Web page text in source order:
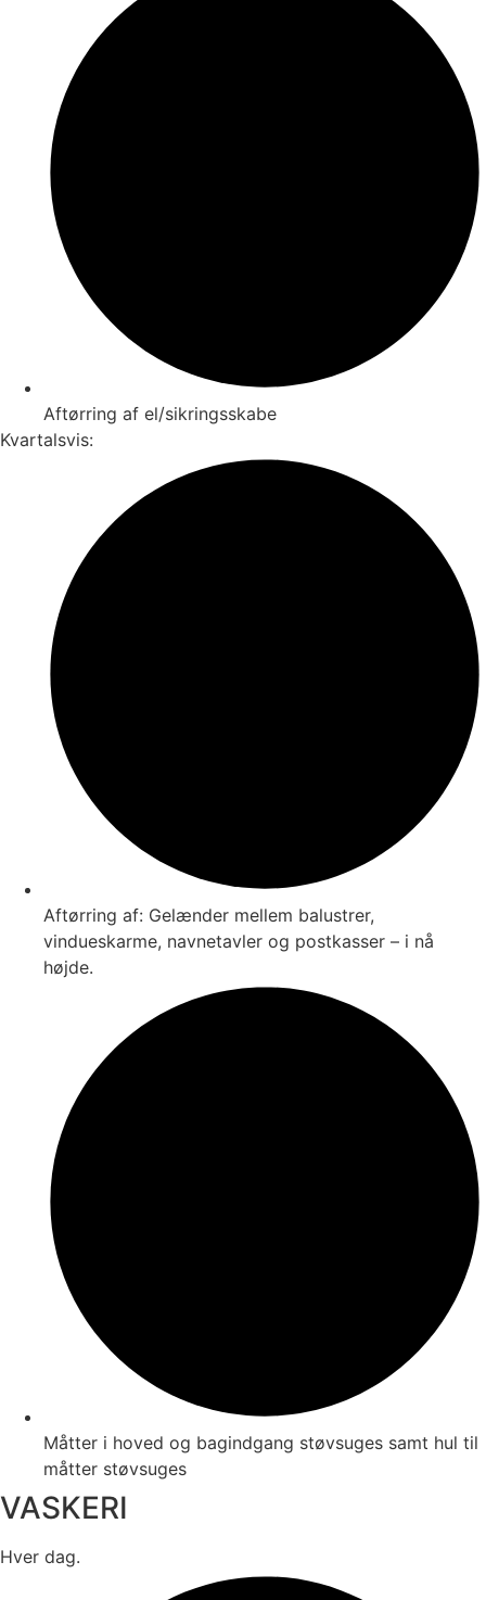
Aftørring af el/sikringsskabe
Kvartalsvis:
Aftørring af: Gelænder mellem balustrer,
vindueskarme, navnetavler og postkasser – i nå
højde.
Måtter i hoved og bagindgang støvsuges samt hul til
måtter støvsuges
VASKERI
Hver dag.